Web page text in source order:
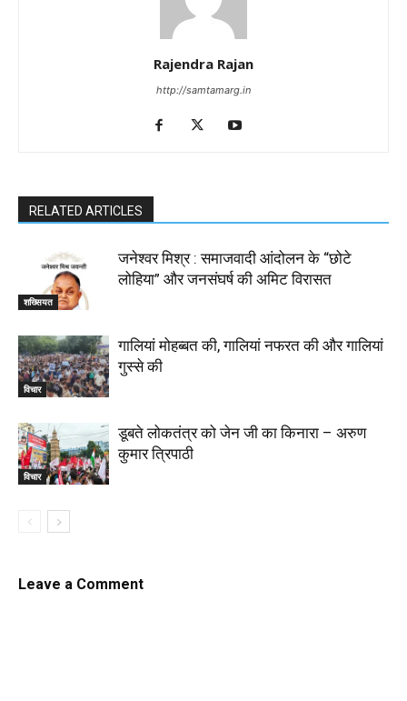
Rajendra Rajan
http://samtamarg.in
RELATED ARTICLES
शख्सियत
जनेश्वर मिश्र : समाजवादी आंदोलन के “छोटे
लोहिया” और जनसंघर्ष की अमिट विरासत
विचार
गालियां मोहब्बत की, गालियां नफरत की और गालियां
गुस्से की
विचार
डूबते लोकतंत्र को जेन जी का किनारा – अरुण
कुमार त्रिपाठी
Leave a Comment